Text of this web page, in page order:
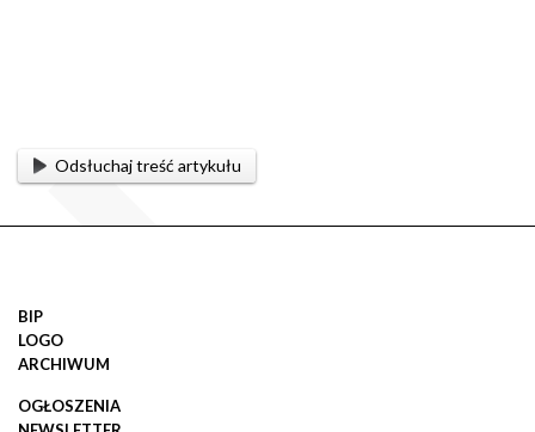
Odsłuchaj treść artykułu
BIP
LOGO
ARCHIWUM
OGŁOSZENIA